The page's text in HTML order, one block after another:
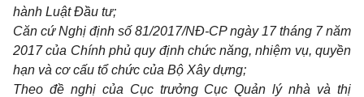
hành Luật Đầu tư;
Căn cứ Nghị định số 81/2017/NĐ-CP ngày 17 tháng 7 năm
2017 của Chính phủ quy định chức năng, nhiệm vụ, quyền
hạn và cơ cấu tổ chức của Bộ Xây dựng;
Theo đề nghị của Cục trưởng Cục Quản lý nhà và thị